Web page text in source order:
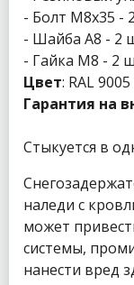
- Болт М8х35 -
- Шайба А8 - 2
- Гайка М8 - 2
Цвет: RAL
Гарантия на
Стыкуется в
наледи с
может
системы,
нанести вред